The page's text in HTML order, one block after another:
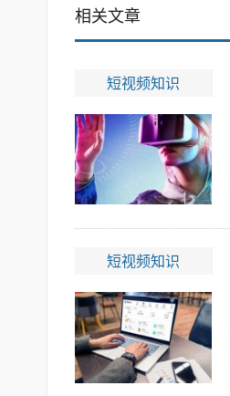
相关文章
短视频知识
短视频知识